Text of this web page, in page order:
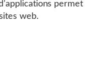
permet
web.